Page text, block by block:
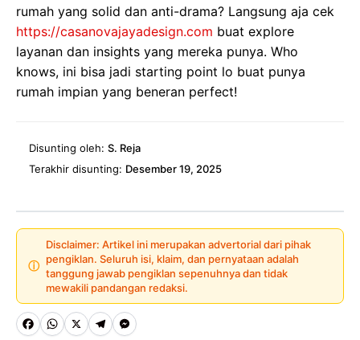
rumah yang solid dan anti-drama? Langsung aja cek
https://casanovajayadesign.com buat explore
layanan dan insights yang mereka punya. Who
knows, ini bisa jadi starting point lo buat punya
rumah impian yang beneran perfect!
Disunting oleh: S. Reja
Terakhir disunting: Desember 19, 2025
ⓘ
Disclaimer: Artikel ini merupakan advertorial dari pihak
pengiklan. Seluruh isi, klaim, dan pernyataan adalah
tanggung jawab pengiklan sepenuhnya dan tidak
mewakili pandangan redaksi.
Fa W
X
Te M